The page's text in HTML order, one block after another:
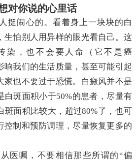
对你说的心里话
挺闹心的。看着身上一块块的白
生怕别人用异样的眼光看自己。这
染，也不会要人命（它不是癌
响我们的生活质量，甚至可能引起
家也不要过于恐慌。白癜风并不是
白斑面积小于50%的患者，尽量有
斑面积比较大，超过80%了，也可
控制和预防调理，尽量恢复更多的
医嘱，不要相信那些所谓的“偏